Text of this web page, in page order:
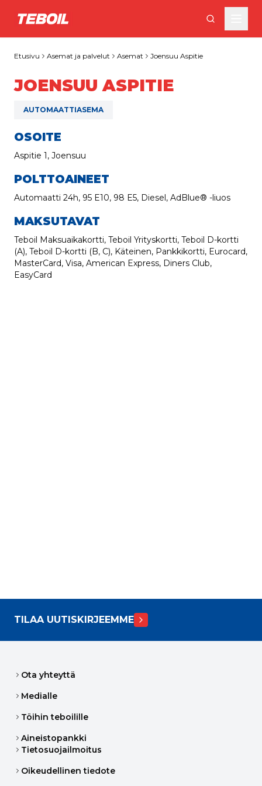
Siirry pääsisältöön
Etusivu Asemat ja palvelut Asemat Joensuu Aspitie
JOENSUU ASPITIE
AUTOMAATTIASEMA
OSOITE
Aspitie 1, Joensuu
POLTTOAINEET
Automaatti 24h, 95 E10, 98 E5, Diesel, AdBlue® -liuos
MAKSUTAVAT
Teboil Maksuaikakortti, Teboil Yrityskortti, Teboil D-kortti
(A), Teboil D-kortti (B, C), Käteinen, Pankkikortti, Eurocard,
MasterCard, Visa, American Express, Diners Club,
EasyCard
TILAA UUTISKIRJEEMME
Ota yhteyttä
Medialle
Töihin teboilille
Aineistopankki
Tietosuojailmoitus
Oikeudellinen tiedote